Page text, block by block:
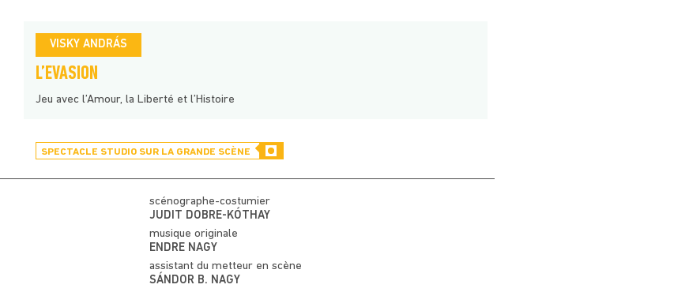
VISKY ANDRÁS
L’EVASION
Jeu avec l’Amour, la Liberté et l’Histoire
SPECTACLE STUDIO SUR LA GRANDE SCÈNE
scénographe-costumier
JUDIT DOBRE-KÓTHAY
musique originale
ENDRE NAGY
assistant du metteur en scène
SÁNDOR B. NAGY